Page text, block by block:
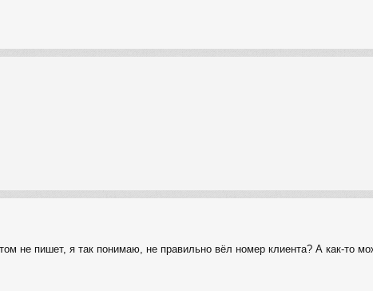
не пишет, я так понимаю, не правильно вёл номер клиента? А как-то